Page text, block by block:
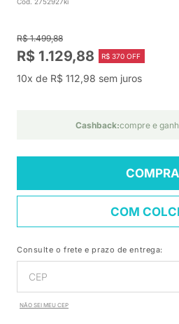
R$ 1.499,88
R$ 1.129,88 R$ 370 OFF
10x de R$ 112,98 sem juros
Cashback:compre e
COM
Consulte o frete e prazo de entrega:
NÃO SEI MEU CEP